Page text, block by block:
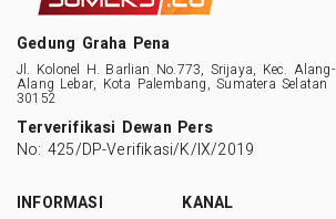
Gedung Graha Pena
Jl. Kolonel H. Barlian No.773, Srijaya, Kec. Alang-
Alang Lebar, Kota Palembang, Sumatera Selatan
30152
Terverifikasi Dewan Pers
No: 425/DP-Verifikasi/K/IX/2019
INFORMASI
KANAL